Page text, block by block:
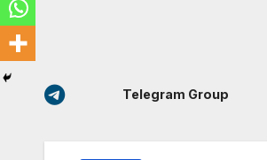
Telegram Group